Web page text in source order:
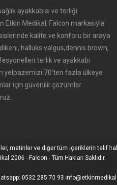
ayakkabısı ve terliği
Medikal, Falcon markasıyla
kalite ve konforu bir araya
halluks valgus,dennis brown,
terlik ve ayakkabı
yelpazemizi 70’ten fazla ülkeye
için güvenilir çözümler
metinler ve diğer tüm içeriklerin telif
2006 - Falcon - Tüm Hakları Saklıdır.
0532 285 70 93